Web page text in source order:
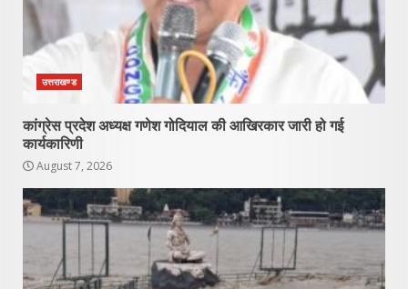
उत्तराखण्ड
कांग्रेस प्रदेश अध्यक्ष गणेश गोदियाल की आखिरकार जारी हो गई
कार्यकारिणी
August 7, 2026